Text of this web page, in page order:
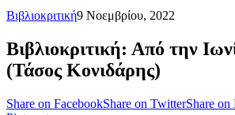
Βιβλιοκριτική9 Νοεμβρίου, 2022
Βιβλιοκριτική: Από την
(Τάσος Κονιδάρης)
Share on FacebookShare on TwitterShare